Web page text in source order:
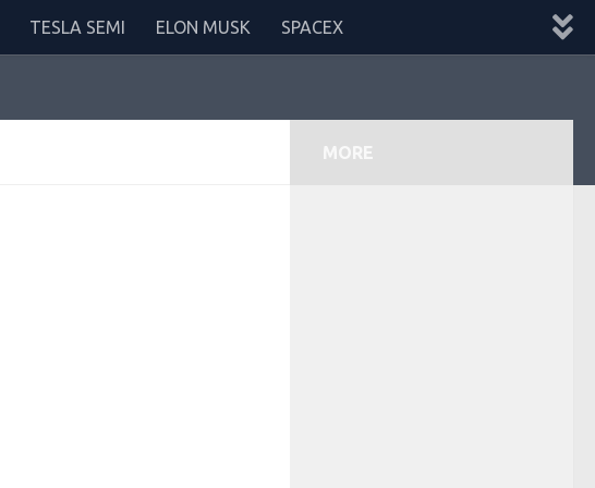
TESLA SEMI ELON MUSK SPACEX
MORE